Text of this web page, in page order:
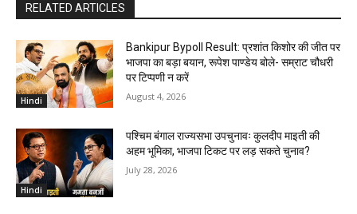
RELATED ARTICLES
Hindi
Bankipur Bypoll Result: प्रशांत किशोर की जीत पर
भाजपा का बड़ा बयान, रूपेश पाण्डेय बोले- सम्राट चौधरी
पर टिप्पणी न करें
August 4, 2026
Hindi
पश्चिम बंगाल राज्यसभा उपचुनावः कुलदीप माइती की
अहम भूमिका, भाजपा टिकट पर लड़ सकते चुनाव?
July 28, 2026